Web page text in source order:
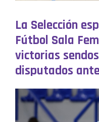
La Selección
Fútbol Sala
victorias
disputados